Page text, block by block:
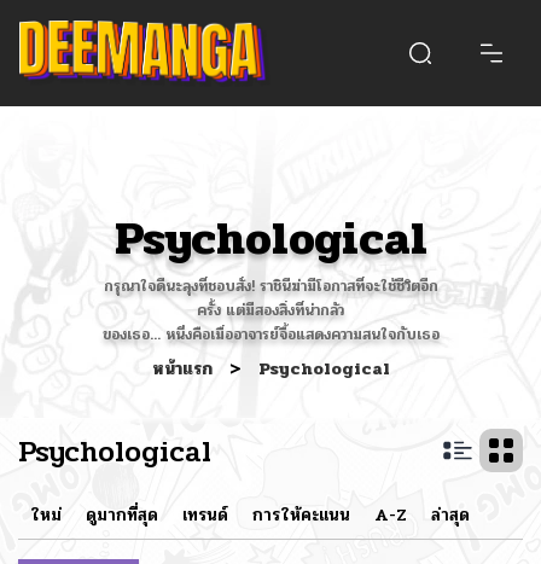
Psychological
กรุณาใจดีนะลุงที่ชอบสั่ง! ราชินีฆ่ามีโอกาสที่จะใช้ชีวิตอีก
ครั้ง แต่มีสองสิ่งที่น่ากลัว
ของเธอ... หนึ่งคือเมื่ออาจารย์จื้อแสดงความสนใจกับเธอ
หน้าแรก > Psychological
Psychological
ใหม่ ดูมากที่สุด เทรนด์ การให้คะแนน A-Z ล่าสุด